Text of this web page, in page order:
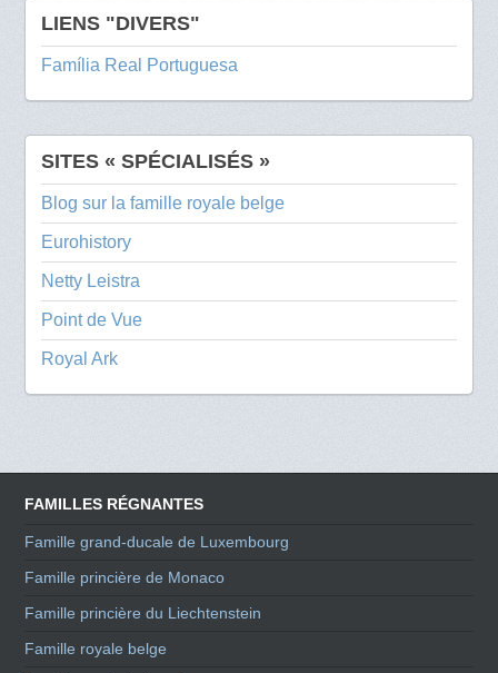
LIENS "DIVERS"
Família Real Portuguesa
SITES « SPÉCIALISÉS »
Blog sur la famille royale belge
Eurohistory
Netty Leistra
Point de Vue
Royal Ark
FAMILLES RÉGNANTES
Famille grand-ducale de Luxembourg
Famille princière de Monaco
Famille princière du Liechtenstein
Famille royale belge